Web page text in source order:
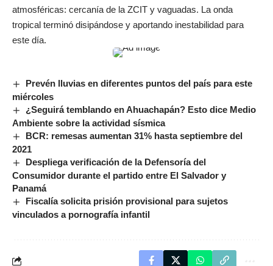
atmosféricas: cercanía de la ZCIT y vaguadas. La onda
tropical terminó disipándose y aportando inestabilidad para
este día.
Prevén lluvias en diferentes puntos del país para este
miércoles
¿Seguirá temblando en Ahuachapán? Esto dice Medio
Ambiente sobre la actividad sísmica
BCR: remesas aumentan 31% hasta septiembre del
2021
Despliega verificación de la Defensoría del
Consumidor durante el partido entre El Salvador y
Panamá
Fiscalía solicita prisión provisional para sujetos
vinculados a pornografía infantil